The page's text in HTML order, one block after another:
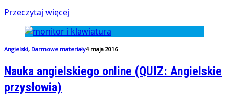
Przeczytaj więcej
Angielski, Darmowe materiały4 maja 2016
Nauka angielskiego online (QUIZ: Angielskie
przysłowia)